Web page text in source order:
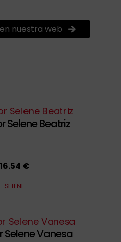
nuestra web
Selene Beatriz
16.54 €
SELENE
Selene Vanesa